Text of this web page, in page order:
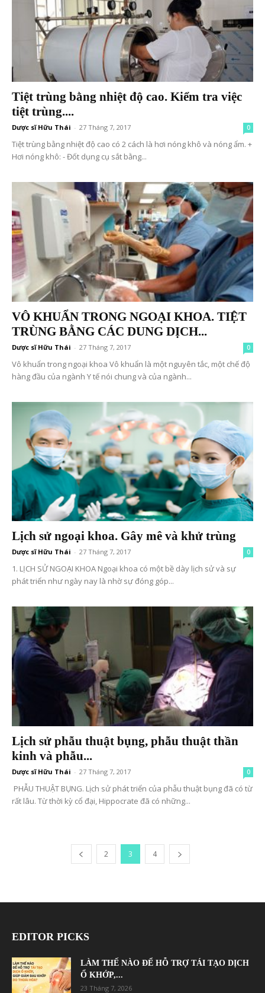
Tiệt trùng bằng nhiệt độ cao. Kiểm tra việc
tiệt trùng....
Dược sĩ Hữu Thái - 27 Tháng 7, 2017 0
Tiệt trùng bằng nhiệt độ cao có 2 cách là hơi nóng khô và nóng ẩm. +
Hơi nóng khô: - Đốt dụng cụ sắt bằng...
VÔ KHUẨN TRONG NGOẠI KHOA. TIỆT
TRÙNG BẰNG CÁC DUNG DỊCH...
Dược sĩ Hữu Thái - 27 Tháng 7, 2017 0
Vô khuẩn trong ngoại khoa Vô khuẩn là một nguyên tắc, một chế độ
hàng đầu của ngành Y tế nói chung và của ngành...
Lịch sử ngoại khoa. Gây mê và khử trùng
Dược sĩ Hữu Thái - 27 Tháng 7, 2017 0
1. LỊCH SỬ NGOẠI KHOA Ngoại khoa có một bề dày lịch sử và sự
phát triển như ngày nay là nhờ sự đóng góp...
Lịch sử phẫu thuật bụng, phẫu thuật thần
kinh và phẫu...
Dược sĩ Hữu Thái - 27 Tháng 7, 2017 0
PHẪU THUẬT BỤNG. Lịch sử phát triển của phẫu thuật bụng đã có từ
rất lâu. Từ thời kỳ cổ đại, Hippocrate đã có những...
2 3 4
EDITOR PICKS
LÀM THẾ NÀO ĐỂ HỖ TRỢ TÁI TẠO DỊCH
Ổ KHỚP,...
23 Tháng 7, 2026